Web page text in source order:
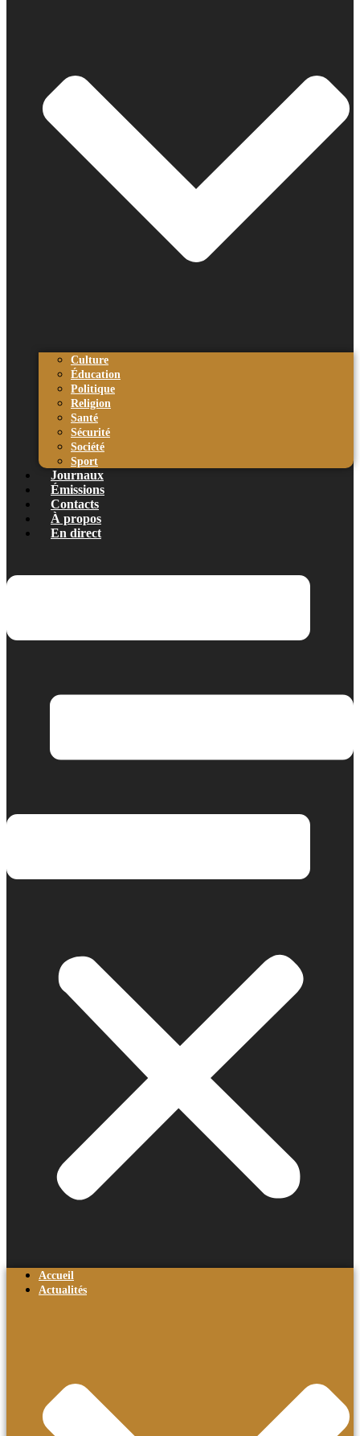
Culture
Éducation
Politique
Religion
Santé
Sécurité
Société
Sport
Journaux
Émissions
Contacts
À propos
En direct
Accueil
Actualités